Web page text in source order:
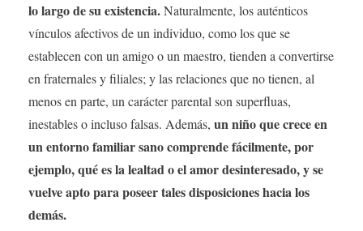
lo largo de su existencia.Naturalmente, los auténticos
vínculos afectivos de un individuo, como los que se
establecen con un amigo o un maestro, tienden a convertirse
en fraternales y filiales; y las relaciones que no tienen, al
menos en parte, un carácter parental son superfluas,
inestables o incluso falsas. Además, un niño que crece en
un entorno familiar sano comprende fácilmente, por
ejemplo, qué es la lealtad o el amor desinteresado, y se
vuelve apto para poseer tales disposiciones hacia los
demás.